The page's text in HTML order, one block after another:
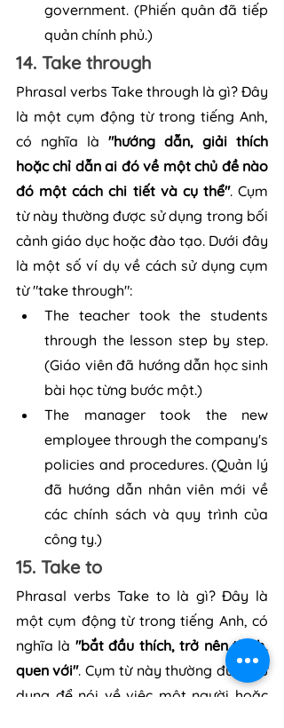
government. (Phiến quân đã tiếp
quản chính phủ.)
14. Take through
Phrasal verbs Take through là gì? Đây
là một cụm động từ trong tiếng Anh,
có nghĩa là "hướng dẫn, giải thích
hoặc chỉ dẫn ai đó về một chủ đề nào
đó một cách chi tiết và cụ thể". Cụm
từ này thường được sử dụng trong bối
cảnh giáo dục hoặc đào tạo. Dưới đây
là một số ví dụ về cách sử dụng cụm
từ "take through":
The teacher took the students
through the lesson step by step.
(Giáo viên đã hướng dẫn học sinh
bài học từng bước một.)
The manager took the new
employee through the company's
policies and procedures. (Quản lý
đã hướng dẫn nhân viên mới về
các chính sách và quy trình của
công ty.)
15. Take to
Phrasal verbs Take to là gì? Đây là
một cụm động từ trong tiếng Anh, có
nghĩa là "bắt đầu thích, trở nên thích,
quen với". Cụm từ này thường được sử
dụng để nói về việc một người hoặc